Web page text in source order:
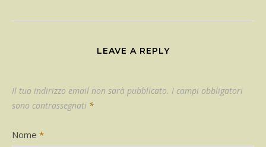
LEAVE A REPLY
Il tuo indirizzo email non sarà pubblicato. I campi obbligatori
sono contrassegnati *
Nome *